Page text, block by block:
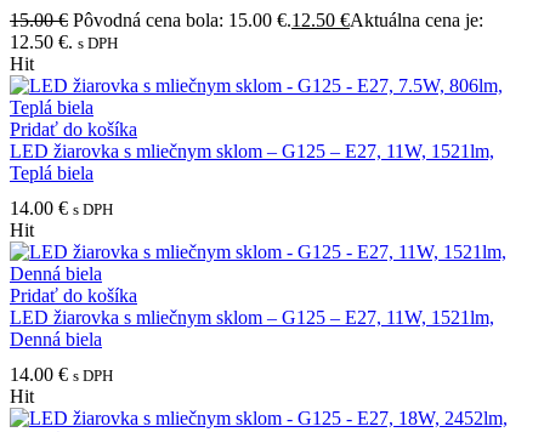
15.00€ Pôvodná cena bola: 15.00 €.12.50 €Aktuálna cena je:
12.50 €. s DPH
Hit
Pridať do košíka
LED žiarovka s mliečnym sklom – G125 – E27, 11W, 1521lm,
Teplá biela
14.00 € s DPH
Hit
Pridať do košíka
LED žiarovka s mliečnym sklom – G125 – E27, 11W, 1521lm,
Denná biela
14.00 € s DPH
Hit